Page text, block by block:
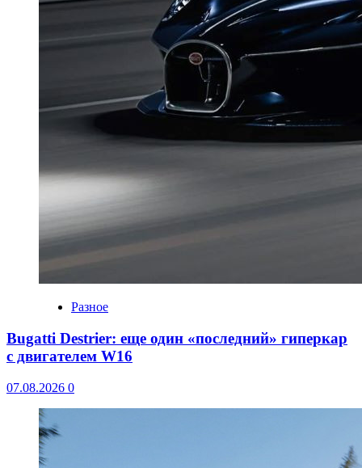
Разное
Bugatti Destrier: еще один «последний» гиперкар
с двигателем W16
07.08.2026 0